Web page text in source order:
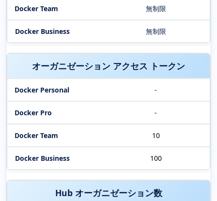
無制限
無制限
オーガニゼーション アクセス トークン
-
-
10
100
Hub オーガニゼーション数